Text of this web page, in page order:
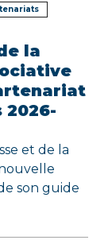
la
et de la
son guide